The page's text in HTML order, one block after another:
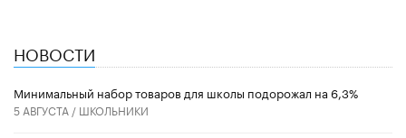
НОВОСТИ
Минимальный набор товаров для школы подорожал на 6,3%
5 АВГУСТА / ШКОЛЬНИКИ